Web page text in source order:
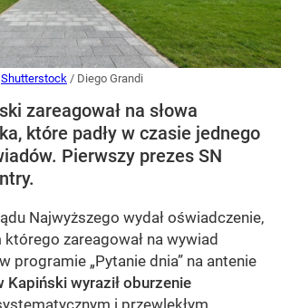
Shutterstock / Diego Grandi
zareagował na słowa
które padły w czasie jednego
Pierwszy prezes SN
Najwyższego wydał oświadczenie,
zareagował na wywiad
programie „Pytanie dnia” na antenie
Kapiński wyraził oburzenie
i przewlekłym